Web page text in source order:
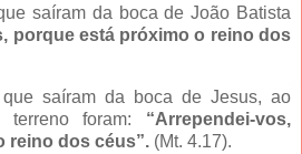
saíram da boca de João Batista
porque está próximo o reino dos
saíram da boca de Jesus, ao
terreno foram: “Arrependei-vos,
reino dos céus”. (Mt. 4.17).